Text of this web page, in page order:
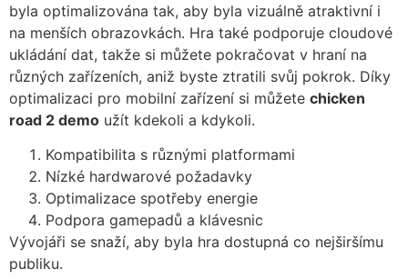
byla optimalizována tak, aby byla vizuálně atraktivní i
na menších obrazovkách. Hra také podporuje cloudové
ukládání dat, takže si můžete pokračovat v hraní na
různých zařízeních, aniž byste ztratili svůj pokrok. Díky
optimalizaci pro mobilní zařízení si můžete chicken
road 2 demo užít kdekoli a kdykoli.
Kompatibilita s různými platformami
Nízké hardwarové požadavky
Optimalizace spotřeby energie
Podpora gamepadů a klávesnic
Vývojáři se snaží, aby byla hra dostupná co nejširšímu
publiku.